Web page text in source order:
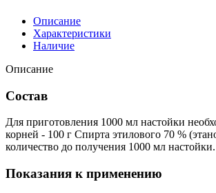
Описание
Характеристики
Наличие
Описание
Состав
Для приготовления 1000 мл настойки
корней - 100 г Спирта этилового 70 %
количество до получения 1000 мл настойки.
Показания к применению